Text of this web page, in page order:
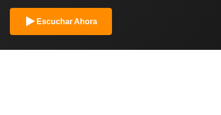
Escuchar Ahora